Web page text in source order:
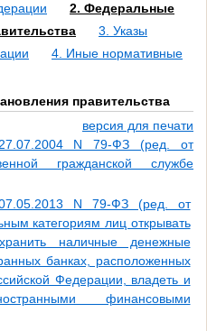
2. Федеральные
3. Указы
4. Иные нормативные
правительства
версия для печати
N 79-ФЗ (ред. от
гражданской службе
N 79-ФЗ (ред. от
категориям лиц открывать
наличные денежные
банках, расположенных
Федерации, владеть и
финансовыми